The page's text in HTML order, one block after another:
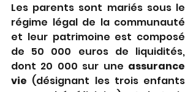
Les parents sont mariés sous le
régime légal de la communauté
et leur patrimoine est composé
de 50 000 euros de liquidités,
dont 20 000 sur une assurance
vie (désignant les trois enfants